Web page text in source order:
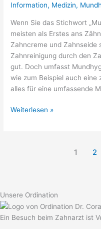
Information, Medizin,
Wenn Sie das Stichwort
meisten als Erstes ans
Zahncreme und Zahnseide
Zahnreinigung durch den
gut. Doch umfasst
wie zum Beispiel auch eine
alles für eine umfassende
Zähne
Weiterlesen »
1 2
Unsere Ordination
Ein Besuch beim Zahnarzt ist